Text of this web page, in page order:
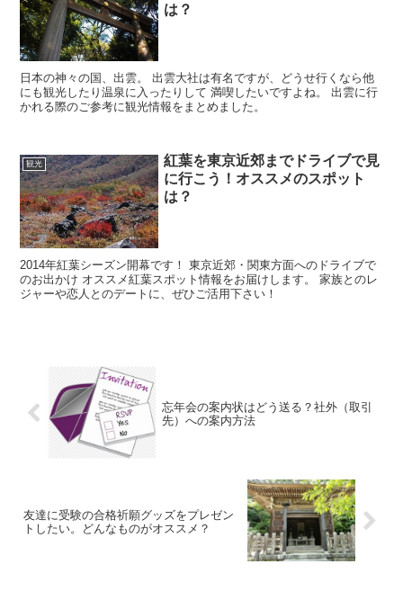
は？
日本の神々の国、出雲。 出雲大社は有名ですが、どうせ行くなら他
にも観光したり温泉に入ったりして 満喫したいですよね。 出雲に行
かれる際のご参考に観光情報をまとめました。
観光
紅葉を東京近郊までドライブで見
に行こう！オススメのスポット
は？
2014年紅葉シーズン開幕です！ 東京近郊・関東方面へのドライブで
のお出かけ オススメ紅葉スポット情報をお届けします。 家族とのレ
ジャーや恋人とのデートに、ぜひご活用下さい！
忘年会の案内状はどう送る？社外（取引
先）への案内方法
友達に受験の合格祈願グッズをプレゼン
トしたい。どんなものがオススメ？